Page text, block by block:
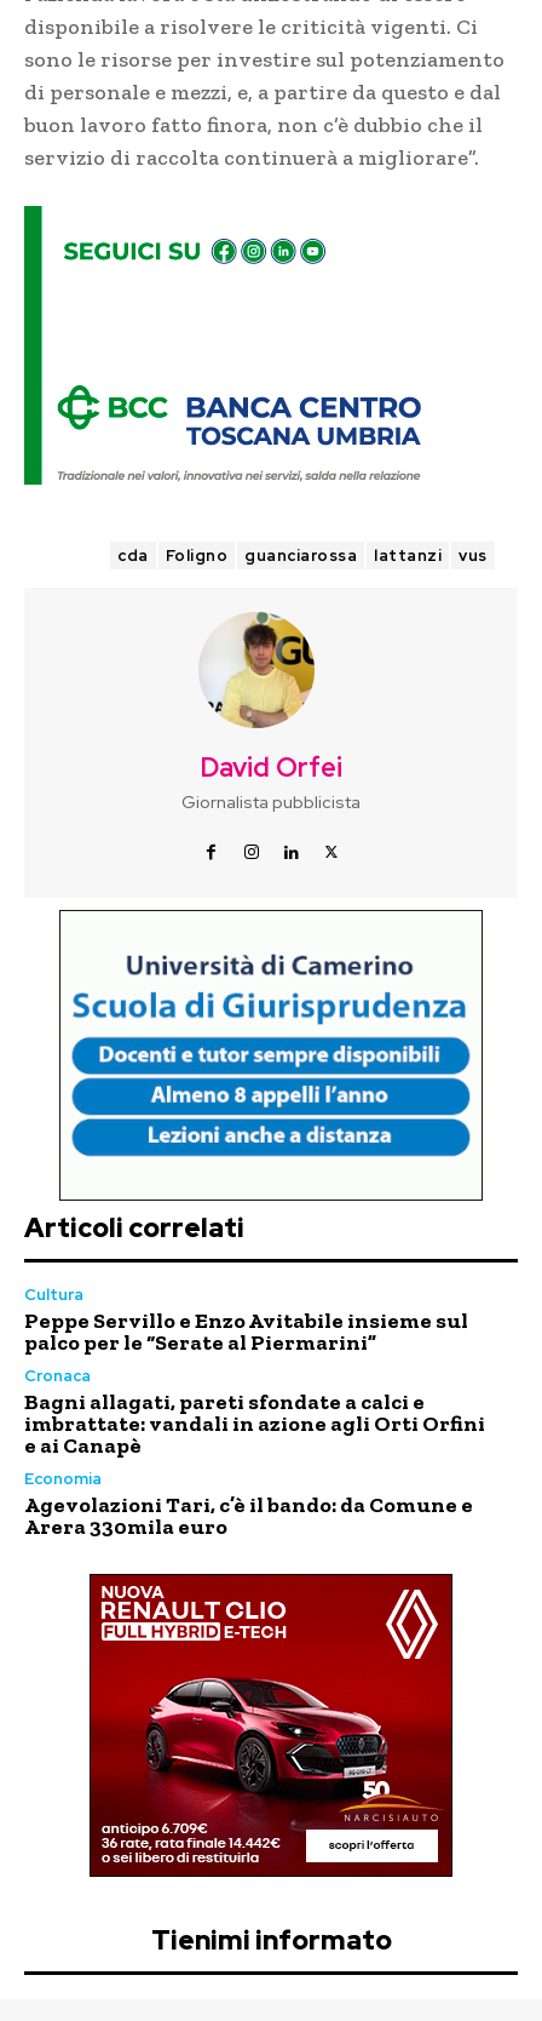
disponibile a risolvere le criticità vigenti. Ci
sono le risorse per investire sul potenziamento
di personale e mezzi, e, a partire da questo e dal
buon lavoro fatto finora, non c’è dubbio che il
servizio di raccolta continuerà a migliorare”.
cda Foligno guanciarossa lattanzi vus
David Orfei
Giornalista pubblicista
Articoli correlati
Cultura
Peppe Servillo e Enzo Avitabile insieme sul
palco per le “Serate al Piermarini”
Cronaca
Bagni allagati, pareti sfondate a calci e
imbrattate: vandali in azione agli Orti Orfini
e ai Canapè
Economia
Agevolazioni Tari, c’è il bando: da Comune e
Arera 330mila euro
Tienimi informato